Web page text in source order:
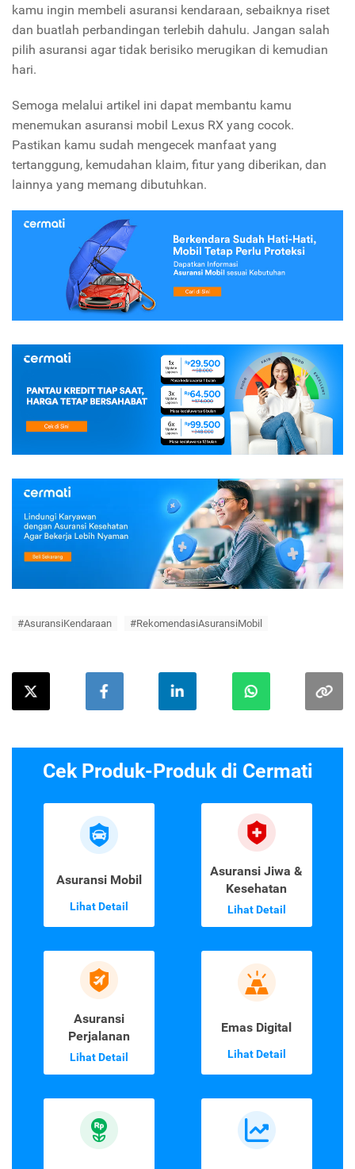
kamu ingin membeli asuransi kendaraan, sebaiknya riset
dan buatlah perbandingan terlebih dahulu. Jangan salah
pilih asuransi agar tidak berisiko merugikan di kemudian
hari.
Semoga melalui artikel ini dapat membantu kamu
menemukan asuransi mobil Lexus RX yang cocok.
Pastikan kamu sudah mengecek manfaat yang
tertanggung, kemudahan klaim, fitur yang diberikan, dan
lainnya yang memang dibutuhkan.
#AsuransiKendaraan #RekomendasiAsuransiMobil
Cek Produk-Produk di Cermati
Asuransi Mobil
Lihat Detail
Asuransi Jiwa &
Kesehatan
Lihat Detail
Asuransi
Perjalanan
Lihat Detail
Emas Digital
Lihat Detail